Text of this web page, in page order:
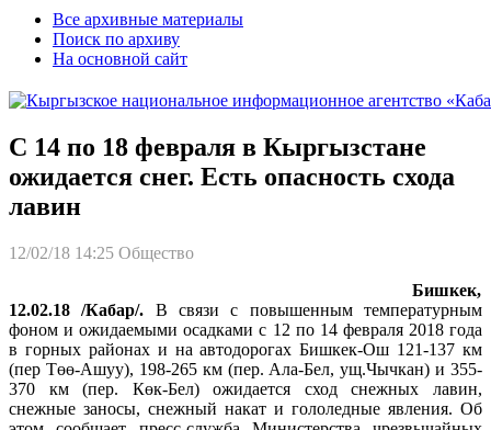
Все архивные материалы
Поиск по архиву
На основной сайт
С 14 по 18 февраля в Кыргызстане
ожидается снег. Есть опасность схода
лавин
12/02/18 14:25 Общество
Бишкек,
12.02.18 /Кабар/. В связи с повышенным температурным
фоном и ожидаемыми осадками с 12 по 14 февраля 2018 года
в горных районах и на автодорогах Бишкек-Ош 121-137 км
(пер Төө-Ашуу), 198-265 км (пер. Ала-Бел, ущ.Чычкан) и 355-
370 км (пер. Көк-Бел) ожидается сход снежных лавин,
снежные заносы, снежный накат и гололедные явления. Об